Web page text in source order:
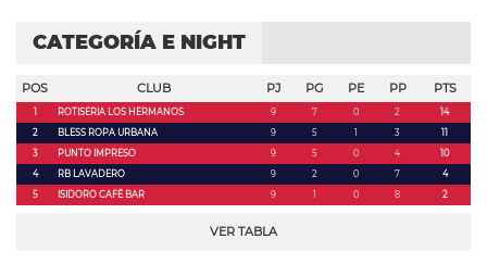
CATEGORÍA E NIGHT
POS CLUB PJ PG PE PP PTS
1 ROTISERIA LOS HERMANOS 9 7 0 2
14
2
BLESS ROPA URBANA 9 5 1 3
11
3
PUNTO IMPRESO 9 5 0 4
10
4
RB LAVADERO 9 2 0 7
4
5
ISIDORO CAFÉ BAR 9 1 0 8 2
VER TABLA